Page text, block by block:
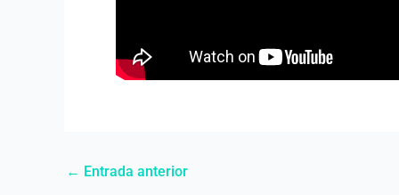
← Entrada anterior